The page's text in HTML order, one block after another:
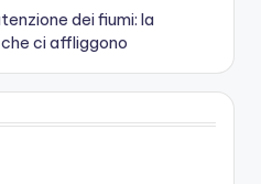
dei fiumi: la
ci affliggono